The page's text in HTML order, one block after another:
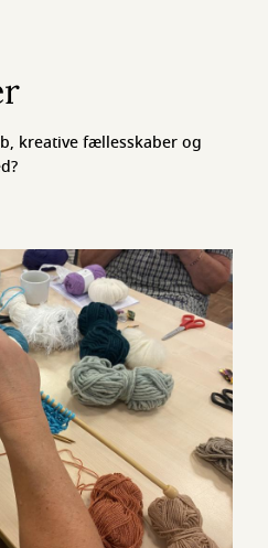
kreative fællesskaber og